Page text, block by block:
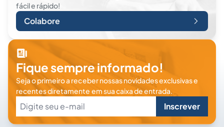
fácil e rápido!
Colabore
Fique sempre informado!
Seja o primeiro a receber nossas novidades exclusivas e
recentes diretamente em sua caixa de entrada.
Inscrever